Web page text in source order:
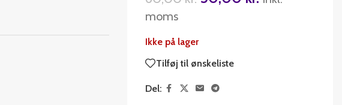
moms
Ikke på lager
Tilføj til ønskeliste
Del: